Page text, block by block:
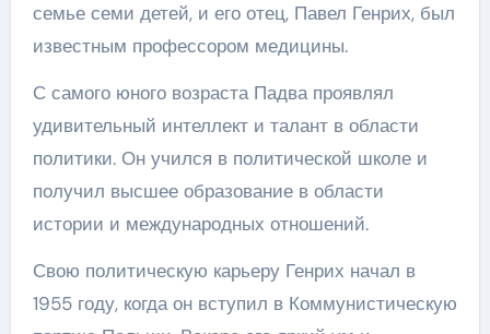
семье семи детей, и его отец, Павел Генрих, был
известным профессором медицины.
С самого юного возраста Падва проявлял
удивительный интеллект и талант в области
политики. Он учился в политической школе и
получил высшее образование в области
истории и международных отношений.
Свою политическую карьеру Генрих начал в
1955 году, когда он вступил в Коммунистическую